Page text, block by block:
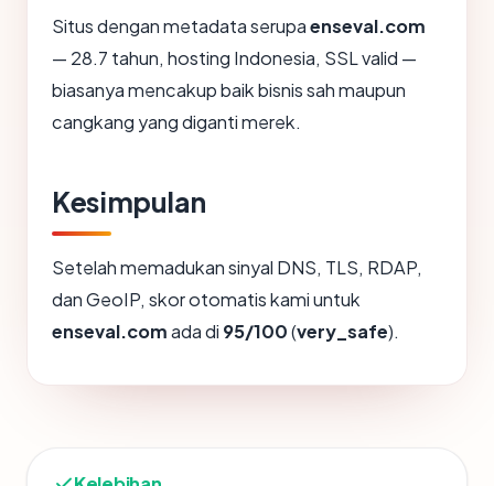
Situs dengan metadata serupaenseval.com
— 28.7 tahun, hosting Indonesia, SSL valid —
biasanya mencakup baik bisnis sah maupun
cangkang yang diganti merek.
Kesimpulan
Setelah memadukan sinyal DNS, TLS, RDAP,
dan GeoIP, skor otomatis kami untuk
enseval.comada di 95/100(very_safe).